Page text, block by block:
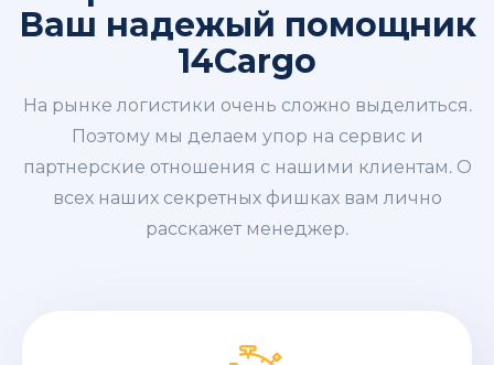
Ваш надежый помощник
14Cargo
На рынке логистики очень сложно выделиться.
Поэтому мы делаем упор на сервис и
партнерские отношения с нашими клиентам. О
всех наших секретных фишках вам лично
расскажет менеджер.